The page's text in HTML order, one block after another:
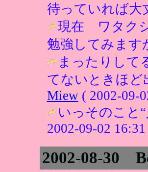
待っていれば大
現在 ワタク
勉強してみます
まったりして
てないときほど
Miew( 2002-09-
いっそのこと
2002-09-02 16:31
2002-08-30